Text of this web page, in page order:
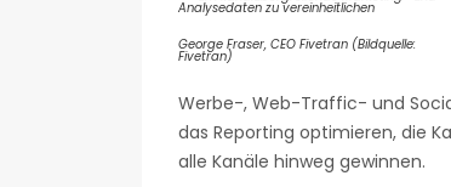
George Fraser, CEO Fivetran (Bildquelle:
Fivetran)
Werbe-, Web-Traffic- und
das Reporting optimieren, die
alle Kanäle hinweg gewinnen.